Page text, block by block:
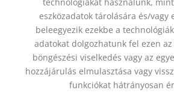
– Karneol
Ft
KOSÁRBA TESZEM
3 500Ft
KAPCSOLAT ADATVÉDELMI
JOGI NYILATKOZAT
SZÁLLÍTÁSI
eszközadatok tárolására és/vagy
beleegyezik ezekbe a
adatokat dolgozhatunk fel ezen
böngészési viselkedés vagy az
hozzájárulás elmulasztása vagy
funkciókat hátrányosan